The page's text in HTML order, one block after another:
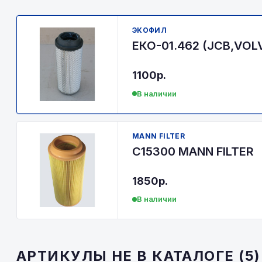
ЭКОФИЛ
ЕКО-01.462
1100р.
В наличии
MANN FILTER
C15300 MANN FILTER
1850р.
В наличии
АРТИКУЛЫ НЕ В КАТАЛОГЕ (5)